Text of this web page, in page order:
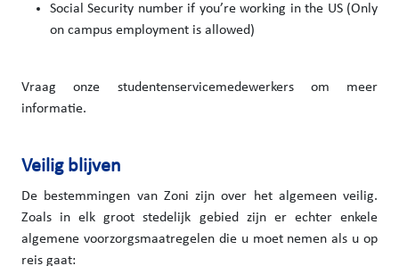
Social Security number if you’re working in the US (Only
on campus employment is allowed)
Vraag onze studentenservicemedewerkers om meer
informatie.
Veilig blijven
De bestemmingen van Zoni zijn over het algemeen veilig.
Zoals in elk groot stedelijk gebied zijn er echter enkele
algemene voorzorgsmaatregelen die u moet nemen als u op
reis gaat: